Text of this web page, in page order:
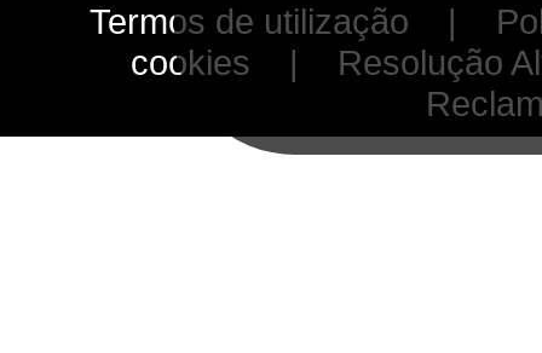
Termos de utilização |
cookies | Resolução